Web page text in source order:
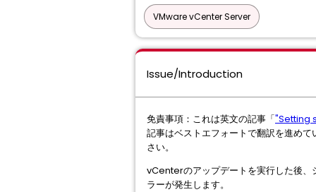
VMware vCenter Server
Issue/Introduction
免責事項：これは英文の記事「"Setting
記事はベストエフォートで翻訳を進め
さい。
vCenterのアップデートを実行した後、
ラーが発生します。